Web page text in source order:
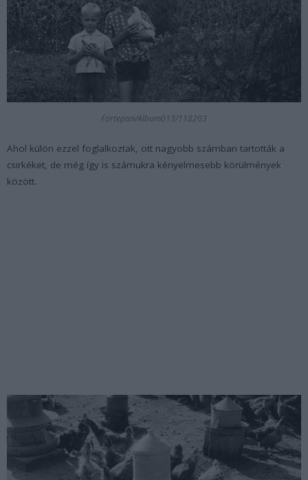
Fortepan/Album013/118203
Ahol külön ezzel foglalkoztak, ott nagyobb számban tartották a
csirkéket, de még így is számukra kényelmesebb körülmények
között.